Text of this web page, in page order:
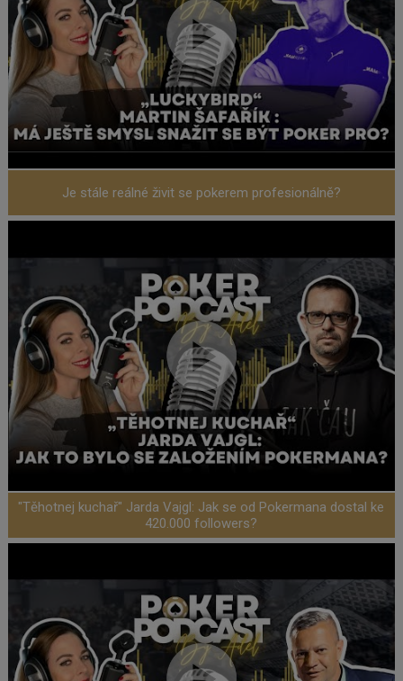
Je stále reálné živit se pokerem profesionálně?
"Těhotnej kuchař" Jarda Vajgl: Jak se od Pokermana dostal ke
420.000 followers?